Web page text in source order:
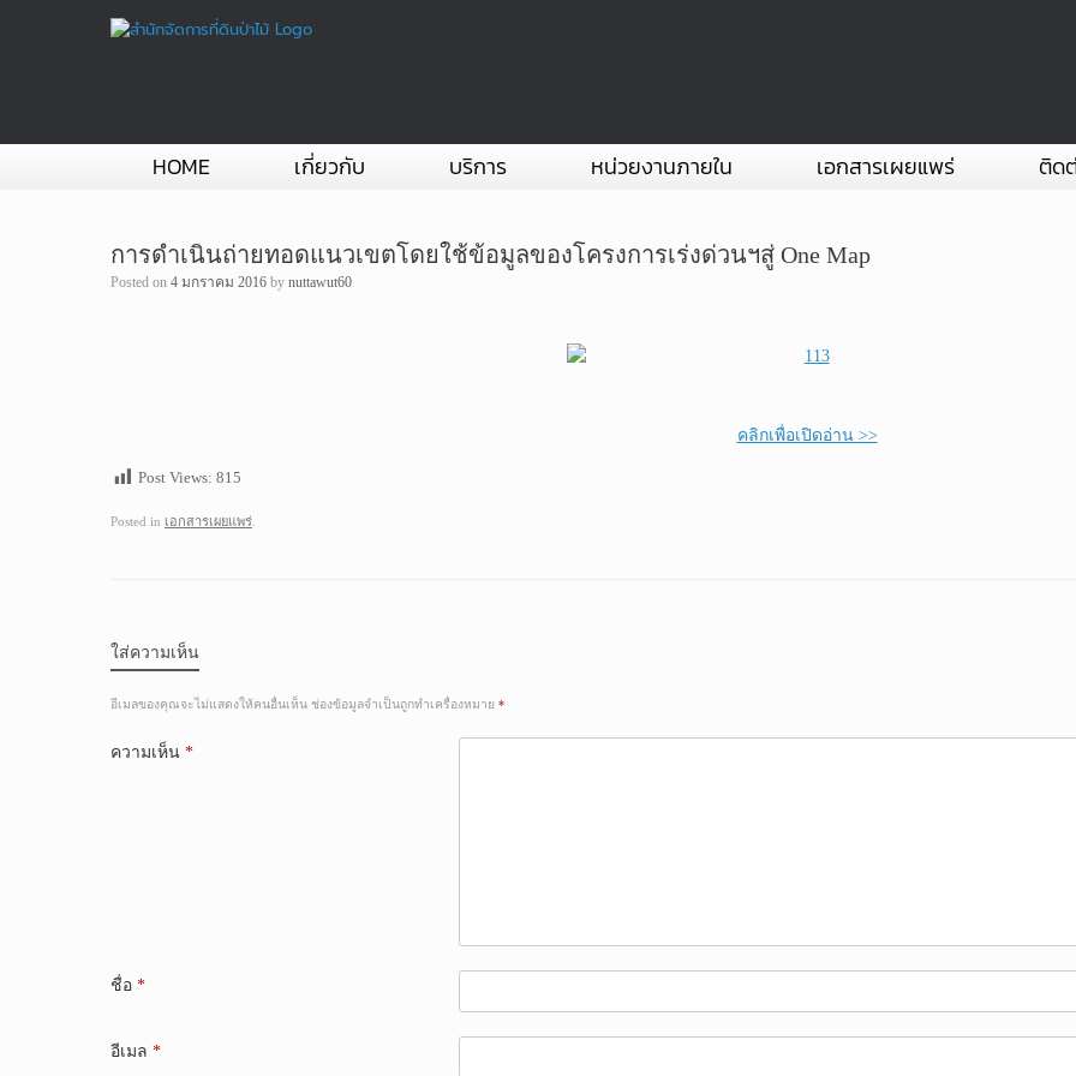
HOME เกี่ยวกับ บริการ หน่วยงานภายใน เอกสารเผยแพร่ ติด
การดำเนินถ่ายทอดแนวเขตโดยใช้ข้อมูลของโครงการเร่งด่วนฯสู่ One Map
Posted on 4 มกราคม 2016 by nuttawut60
คลิกเพื่อเปิดอ่าน >>
Post Views: 815
Posted in เอกสารเผยแพร่
ใส่ความเห็น
อีเมลของคุณจะไม่แสดงให้คนอื่นเห็น ช่องข้อมูลจำเป็นถูกทำเครื่องหมาย *
ความเห็น *
ชื่อ *
อีเมล *